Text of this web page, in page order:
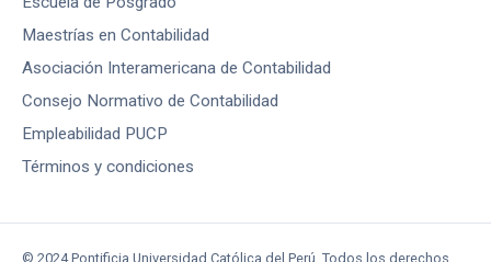
Maestrías en Contabilidad
Asociación Interamericana de Contabilidad
Consejo Normativo de Contabilidad
Empleabilidad PUCP
Términos y condiciones
© 2024 Pontificia Universidad Católica del Perú. Todos los derechos